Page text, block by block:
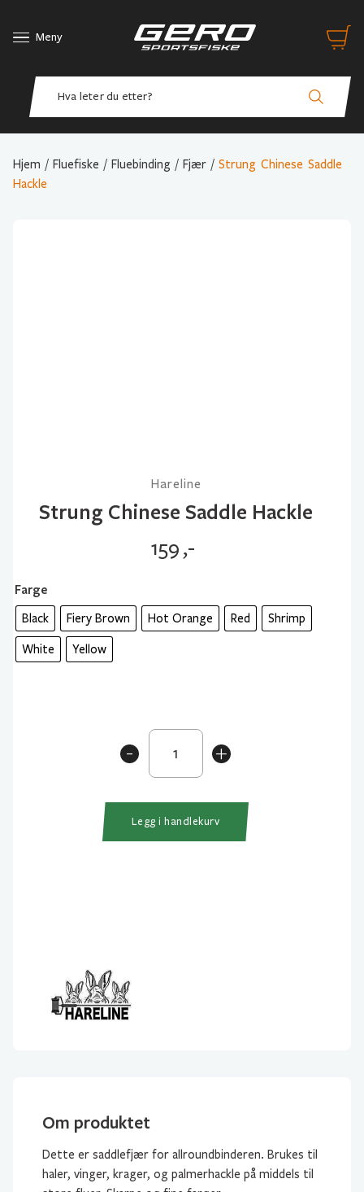
Meny
Hjem / Fluefiske / Fluebinding / Fjær / Strung Chinese Saddle
Hackle
Hareline
Strung Chinese Saddle Hackle
159,-
Farge
Black Fiery Brown Hot Orange Red Shrimp
White Yellow
+
Strung
Chinese
Saddle
antall
-
Legg i handlekurv
Om produktet
Dette er saddlefjær for allroundbinderen. Brukes til
haler, vinger, krager, og palmerhackle på middels til